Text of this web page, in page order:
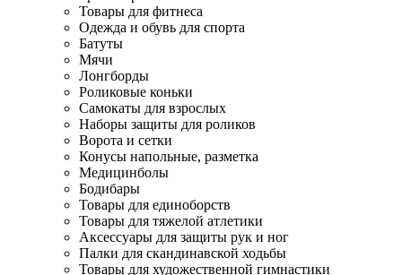
Товары для фитнеса
Одежда и обувь для спорта
Батуты
Мячи
Лонгборды
Роликовые коньки
Самокаты для взрослых
Наборы защиты для роликов
Ворота и сетки
Конусы напольные, разметка
Медицинболы
Бодибары
Товары для единоборств
Товары для тяжелой атлетики
Аксессуары для защиты рук и ног
Палки для скандинавской ходьбы
Товары для художественной гимнастики